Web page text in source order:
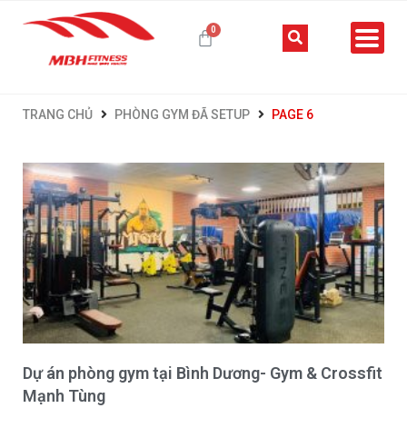
TRANG CHỦ PHÒNG GYM ĐÃ SETUP PAGE 6
Dự án phòng gym tại Bình Dương- Gym & Crossfit
Mạnh Tùng